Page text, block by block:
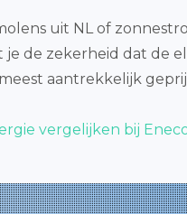
uit NL of
de zekerheid dat de
aantrekkelijk
vergelijken bij